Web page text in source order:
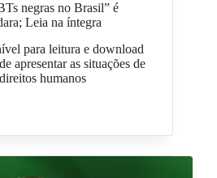
negras no Brasil” é
Leia na íntegra
para leitura e download
apresentar as situações de
humanos